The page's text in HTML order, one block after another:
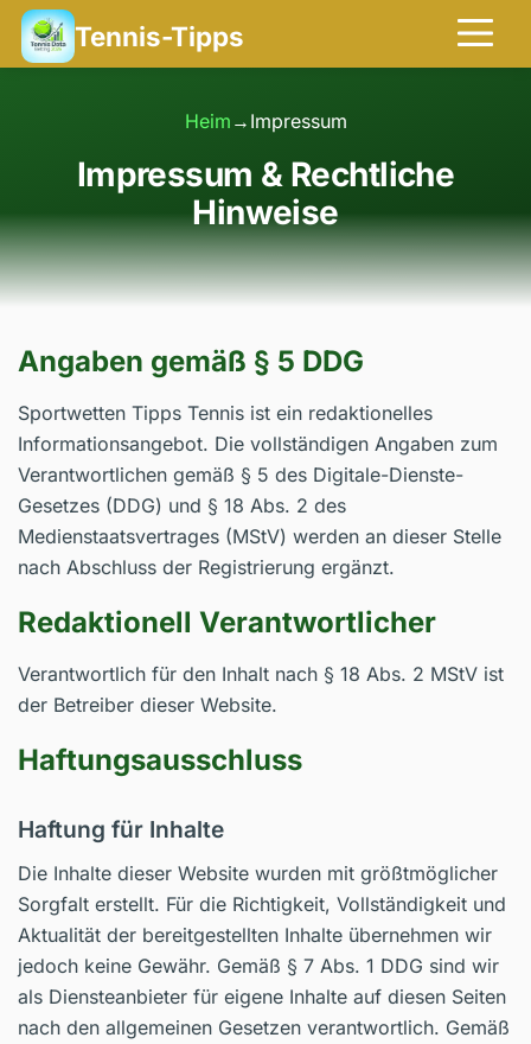
Tennis-Tipps
Heim → Impressum
Impressum & Rechtliche
Hinweise
Angaben gemäß § 5 DDG
Sportwetten Tipps Tennis ist ein redaktionelles
Informationsangebot. Die vollständigen Angaben zum
Verantwortlichen gemäß § 5 des Digitale-Dienste-
Gesetzes (DDG) und § 18 Abs. 2 des
Medienstaatsvertrages (MStV) werden an dieser Stelle
nach Abschluss der Registrierung ergänzt.
Redaktionell Verantwortlicher
Verantwortlich für den Inhalt nach § 18 Abs. 2 MStV ist
der Betreiber dieser Website.
Haftungsausschluss
Haftung für Inhalte
Die Inhalte dieser Website wurden mit größtmöglicher
Sorgfalt erstellt. Für die Richtigkeit, Vollständigkeit und
Aktualität der bereitgestellten Inhalte übernehmen wir
jedoch keine Gewähr. Gemäß § 7 Abs. 1 DDG sind wir
als Diensteanbieter für eigene Inhalte auf diesen Seiten
nach den allgemeinen Gesetzen verantwortlich. Gemäß